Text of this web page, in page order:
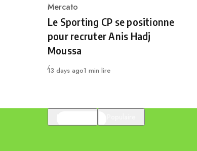
Category
Mercato
Le Sporting CP se positionne
pour recruter Anis Hadj
Moussa
Publié
13 days ago1 min lire